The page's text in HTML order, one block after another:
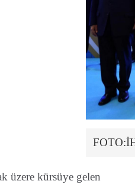
üzere kürsüye gelen